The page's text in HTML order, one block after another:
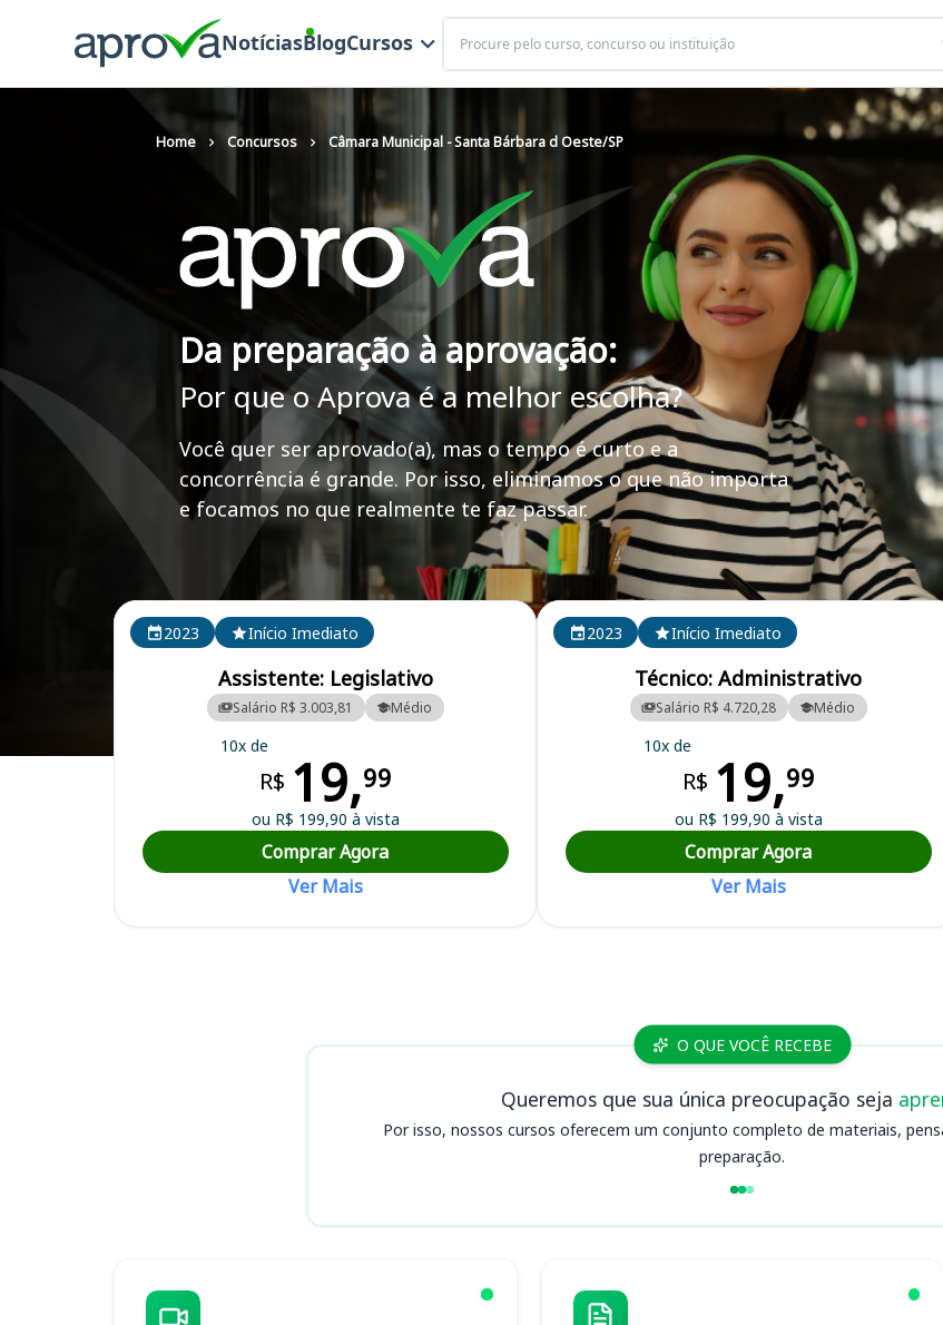
NotíciasBlogCursos
Buscar
Home Concursos Câmara Municipal - Santa Bárbara d Oeste/SP
Da preparação à aprovação:
Por que o Aprova é a melhor escolha?
Você quer ser aprovado(a), mas o tempo é curto e a
concorrência é grande. Por isso, eliminamos o que não importa
e focamos no que realmente te faz passar.
Curso Preparatório para o Concurso Câmara Municipal - Santa Bárbara d Oeste/SP
Cursos em destaque para passar no concurso
2023
Início Imediato
Assistente: Legislativo
Salário R$ 3.003,81 Médio
10x de
R$ 19,99
ou R$ 199,90 à vista
Comprar Agora
Ver Mais
2023 Início Imediato
Técnico: Administrativo
Salário R$ 4.720,28 Médio
10x de
R$ 19,99
ou R$ 199,90 à vista
Comprar Agora
Ver Mais
O QUE VOCÊ RECEBE
Queremos que sua única preocupação seja
Por isso, nossos cursos oferecem um conjunto completo de materiais,
preparação.